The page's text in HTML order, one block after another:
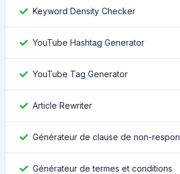
Keyword Density Checker
YouTube Hashtag Generator
YouTube Tag Generator
Article Rewriter
Générateur de clause de non-
Générateur de termes et conditions